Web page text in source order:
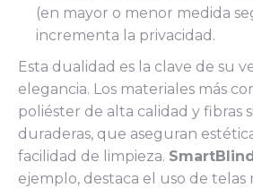
(en mayor o menor medida
incrementa la privacidad.
Esta dualidad es la clave de su
elegancia. Los materiales más
poliéster de alta calidad y fibras
duraderas, que aseguran
facilidad de limpieza.
ejemplo, destaca el uso de telas